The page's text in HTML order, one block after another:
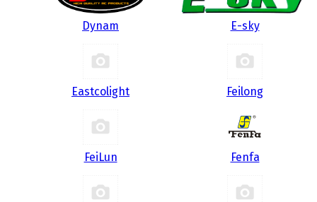
Dynam E-sky
Eastcolight Feilong
FeiLun Fenfa